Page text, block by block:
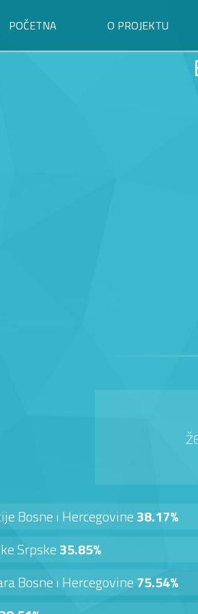
POČETNA O PROJEKTU
Bosne i Hercegovine38.17%
Srpske35.85%
Bosne i Hercegovine75.54%